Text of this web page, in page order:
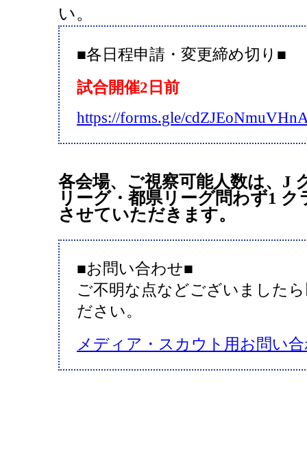
い。
■各日程申請・変更締め切り■
試合開催2日前
https://forms.gle/
各会場、ご視察可能人数は、J
リーグ・都県リーグ問わず1
させていただきます。
■お問い合わせ■
ご不明な点などございました
ださい。
メディア・スカウト用お問い